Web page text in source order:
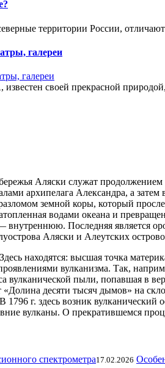
территории России,
галереи
своей прекрасной
Аляски служат
архипелага Александра, а
земной коры, который
водами океана и
внутреннюю. Последняя является
Аляски и Алеутских
находятся: высшая точка
вулканизма. Так,
вулканической пыли, попавшая в
«Долина десяти тысяч дымов» на
г. здесь возник
вулканы. О прекратившемся
17.02.2026